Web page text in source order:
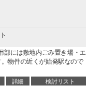
部には敷地内ごみ置き場・エ
物件の近くが始発駅なので
詳細 検討リスト